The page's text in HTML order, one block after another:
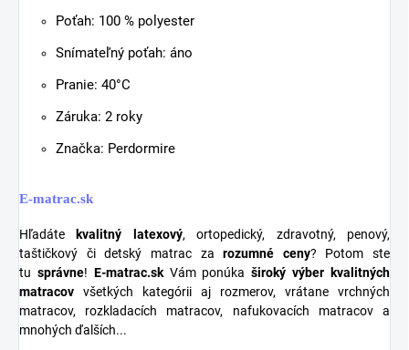
Poťah: 100 % polyester
Snímateľný poťah: áno
Pranie: 40°C
Záruka: 2 roky
Značka: Perdormire
E-matrac.sk
Hľadáte kvalitný latexový, ortopedický, zdravotný, penový,
taštičkový či detský matrac zarozumné ceny? Potom ste
tu správne! E-matrac.skVám ponúka široký výber kvalitných
matracov všetkých kategórii aj rozmerov, vrátane vrchných
matracov, rozkladacích matracov, nafukovacích matracov a
mnohých ďalších...